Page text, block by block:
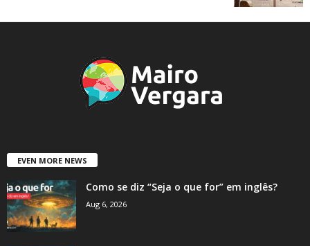
EVEN MORE NEWS
Como se diz “Seja o que for” em inglês?
Aug 6, 2026